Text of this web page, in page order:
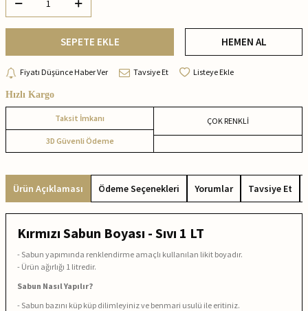
SEPETE EKLE HEMEN AL
Fiyatı Düşünce Haber Ver Tavsiye Et Listeye Ekle
Hızlı Kargo
Taksit İmkanı
3D Güvenli Ödeme
ÇOK RENKLİ
Ürün Açıklaması Ödeme Seçenekleri Yorumlar Tavsiye Et
Kırmızı Sabun Boyası - Sıvı 1 LT
- Sabun yapımında renklendirme amaçlı kullanılan likit boyadır.
- Ürün ağırlığı 1 litredir.
Sabun Nasıl Yapılır?
- Sabun bazını küp küp dilimleyiniz ve benmari usulü ile eritiniz.